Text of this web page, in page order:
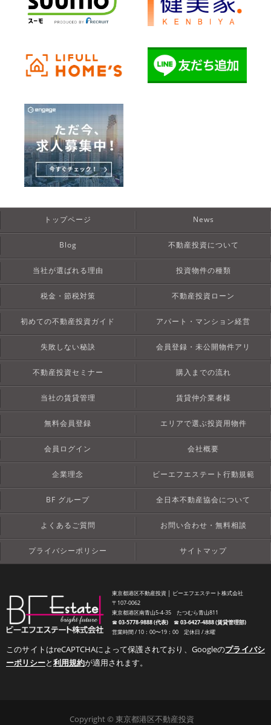
トップページ News
Blog 不動産投資について
当社が選ばれる理由 投資物件の種類
税金・節税対策 不動産投資ローン
初めての不動産投資ガイド アパート・マンション経営
失敗しない秘訣 会員登録・未公開物件アリ
不動産投資セミナー 購入までの流れ
当社の賃貸管理 賃貸仲介業者様
無料会員登録 エリアで選ぶ投資用物件
会員ログイン 会社概要
企業理念 ビーエフエステート行動規範
BF グループ 全日本不動産協会について
よくあるご質問 お問い合わせ・無料相談
プライバシーポリシー サイトマップ
東京都港区不動産投資 │ ビーエフエステート株式会社
〒107-0062
東京都港区南青山5-4-35 たつむら青山811
☎︎03-5778-9888 (代表)☎︎03-6427-4888 (賃貸管理部)
営業時間 / 10：00〜19：00 定休日 / 水曜
このサイトはreCAPTCHAによって保護されており、Googleのプライバシ
ーポリシーと利用規約が適用されます。
Copyright © 東京都港区不動産投資